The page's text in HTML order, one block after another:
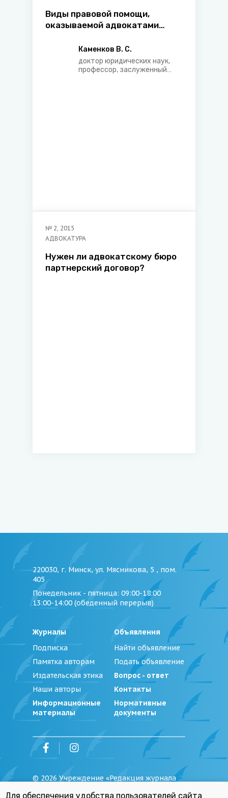
Виды правовой помощи,
оказываемой адвокатами
Каменков В. С.
доктор юридических наук,
профессор, заслуженный
№ 2, 2015
АДВОКАТУРА
Нужен ли адвокатскому бюро
партнерский договор?
220030, г. Минск, ул. Мясникова, 5 , пом.
405
Понедельник - пятница: 09:00-18:00
13:00-14:00 (обеденный перерыв)
Журналы
Подписка
Памятка авторам
Издательская этика
Наши авторы
Информационные
материалы
Объявления
Найти объявление
Подать объявление
Вопрос - ответ
Контакты
Нормативные
документы
© 2026 Учреждение «Редакция журнала
Для обеспечения удобства пользователей сайта